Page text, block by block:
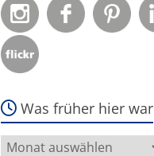
Was früher hier war
Was